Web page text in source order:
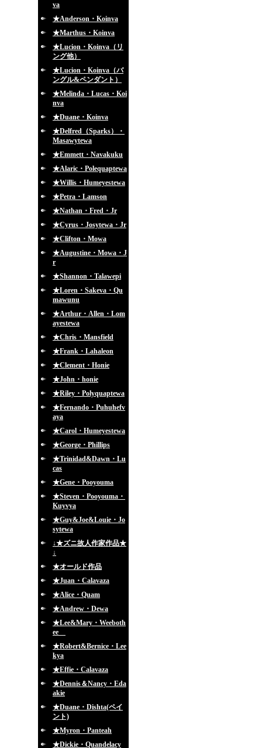
va
★Anderson・Koinva
★Marthus・Koinva
★Lucion・Koinva（リ
ング他）
★Lucion・Koinva（バ
ングル&ペンダント）
★Melinda・Lucas・Koi
nva
★Duane・Koinva
★Delfred（Sparks）・
Masawytewa
★Emmett・Navakuku
★Alaric・Polequaptewa
★Willis・Humeyestewa
★Petra・Lamson
★Nathan・Fred・Jr
★Cyrus・Josytewa・Jr
★Clifton・Mowa
★Augustine・Mowa・J
r
★Shannon・Talawepi
★Loren・Sakeva・Qu
mawunu
★Arthur・Allen・Lom
ayestewa
★Chris・Mansfield
★Frank・Lahaleon
★Clement・Honie
★John・honie
★Riley・Polyquaptewa
★Fernando・Puhuhefv
aya
★Carol・Humeyestewa
★George・Phillips
★Trinidad&Dawn・Lu
cas
★Gene・Pooyouma
★Steven・Pooyouma・
Kuyvya
★Guy&Joe&Louie・Jo
sytewa
↓★ズニ故人作家作品★
↓
★オールド作品
★Juan・Calavaza
★Alice・Quam
★Andrew・Dewa
★Lee&Mary・Weeboth
ee
★Robert&Bernice・Lee
kya
★Effie・Calavaza
★Dennis＆Nancy・Eda
akie
★Duane・Dishta(ペイ
ント)
★Myron・Panteah
★Dickie・Quandelacy